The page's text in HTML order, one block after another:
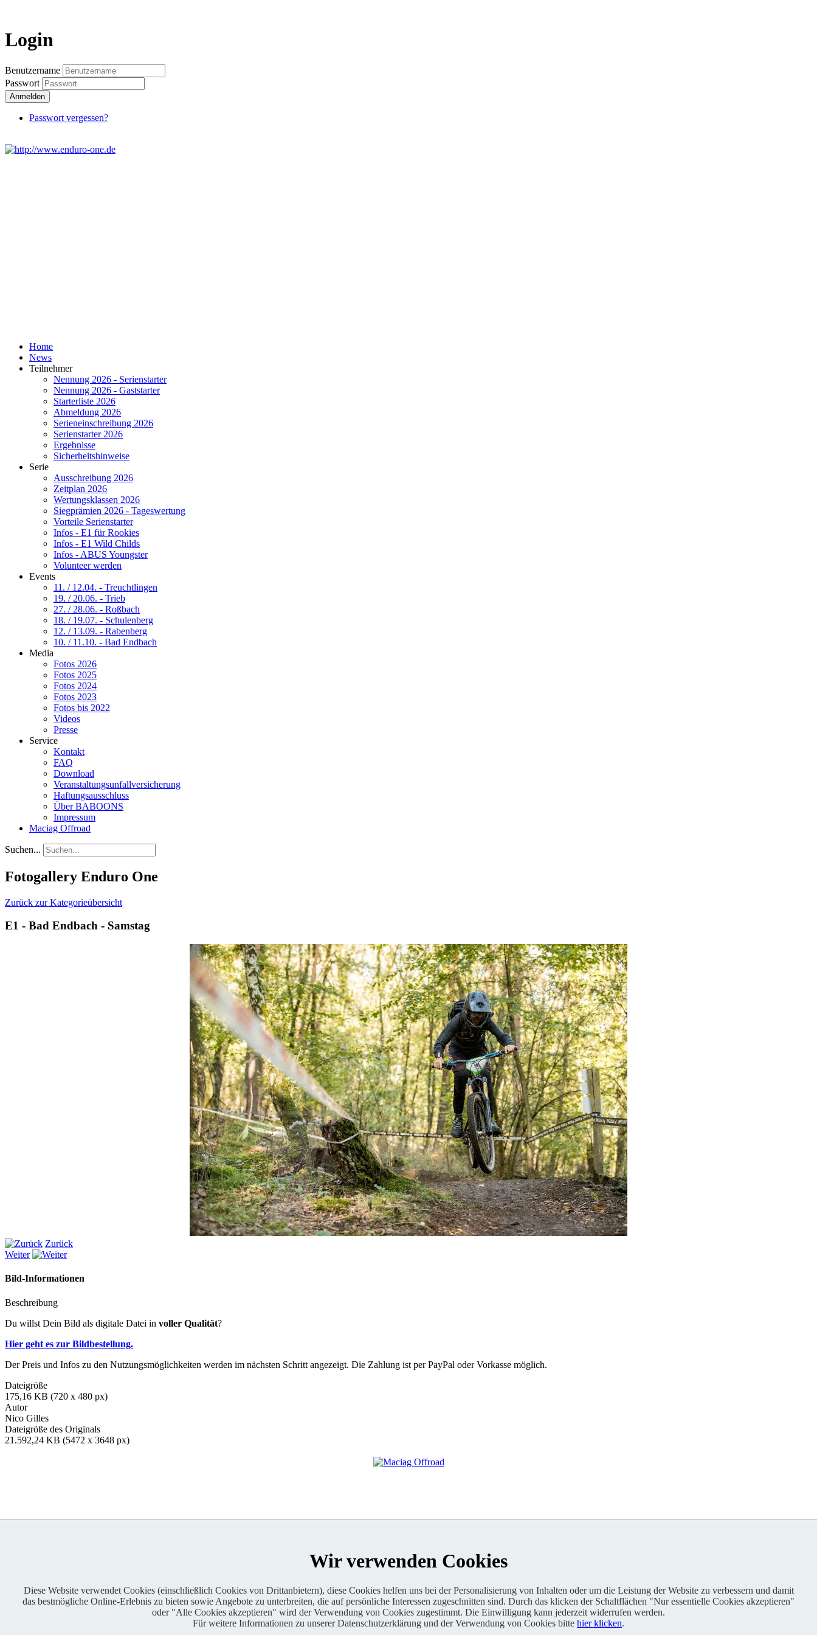
Login
Benutzername
Passwort
Anmelden
Passwort vergessen?
Home
News
Teilnehmer
Nennung 2026 - Serienstarter
Nennung 2026 - Gaststarter
Starterliste 2026
Abmeldung 2026
Serieneinschreibung 2026
Serienstarter 2026
Ergebnisse
Sicherheitshinweise
Serie
Ausschreibung 2026
Zeitplan 2026
Wertungsklassen 2026
Siegprämien 2026 - Tageswertung
Vorteile Serienstarter
Infos - E1 für Rookies
Infos - E1 Wild Childs
Infos - ABUS Youngster
Volunteer werden
Events
11. / 12.04. - Treuchtlingen
19. / 20.06. - Trieb
27. / 28.06. - Roßbach
18. / 19.07. - Schulenberg
12. / 13.09. - Rabenberg
10. / 11.10. - Bad Endbach
Media
Fotos 2026
Fotos 2025
Fotos 2024
Fotos 2023
Fotos bis 2022
Videos
Presse
Service
Kontakt
FAQ
Download
Veranstaltungsunfallversicherung
Haftungsausschluss
Über BABOONS
Impressum
Maciag Offroad
Suchen...
Fotogallery Enduro One
Zurück zur Kategorieübersicht
E1 - Bad Endbach - Samstag
Zurück
Weiter
Bild-Informationen
Beschreibung
Du willst Dein Bild als digitale Datei in voller Qualität?
Hier geht es zur Bildbestellung.
Der Preis und Infos zu den Nutzungsmöglichkeiten werden im nächsten Schritt angezeigt. Die Zahlung ist per PayPal oder Vorkasse möglich.
Dateigröße
175,16 KB (720 x 480 px)
Autor
Nico Gilles
Dateigröße des Originals
21.592,24 KB (5472 x 3648 px)
Enduro One Series Partner
Wir verwenden Cookies
Diese Website verwendet Cookies (einschließlich Cookies von Drittanbietern), diese Cookies helfen uns bei der Personalisierung von Inhalten oder um die Leistung der Website zu verbessern und damit
das bestmögliche Online-Erlebnis zu bieten sowie Angebote zu unterbreiten, die auf persönliche Interessen zugeschnitten sind. Durch das klicken der Schaltflächen "Nur essentielle Cookies akzeptieren"
oder "Alle Cookies akzeptieren" wird der Verwendung von Cookies zugestimmt. Die Einwilligung kann jederzeit widerrufen werden.
Für weitere Informationen zu unserer Datenschutzerklärung und der Verwendung von Cookies bitte hier klicken.